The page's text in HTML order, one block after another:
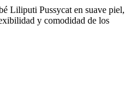
Liliputi Pussycat en suave piel,
y comodidad de los